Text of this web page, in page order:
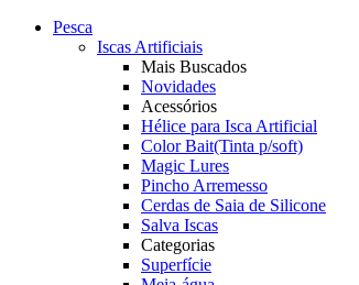
Pesca
Iscas Artificiais
Mais Buscados
Novidades
Acessórios
Hélice para Isca Artificial
Color Bait(Tinta p/soft)
Magic Lures
Pincho Arremesso
Cerdas de Saia de Silicone
Salva Iscas
Categorias
Superfície